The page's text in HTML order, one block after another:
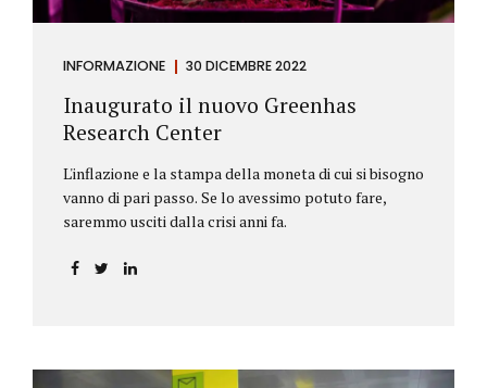
INFORMAZIONE 30 DICEMBRE 2022
Inaugurato il nuovo Greenhas
Research Center
L'inflazione e la stampa della moneta di cui si bisogno
vanno di pari passo. Se lo avessimo potuto fare,
saremmo usciti dalla crisi anni fa.